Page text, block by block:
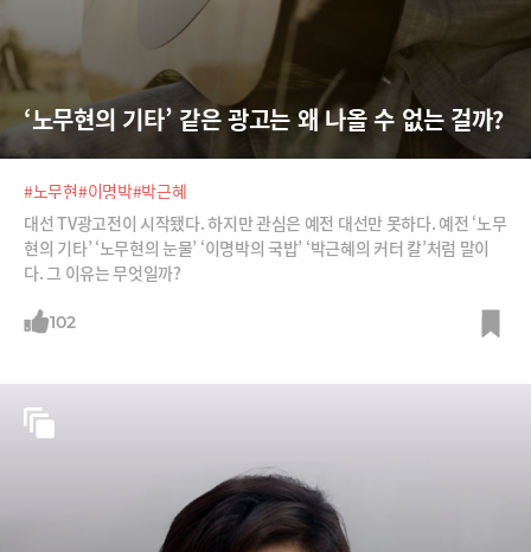
‘노무현의 기타’ 같은 광고는 왜 나올 수 없는 걸까?
#노무현#이명박#박근혜
대선 TV광고전이 시작됐다. 하지만 관심은 예전 대선만 못하다. 예전 ‘노무
현의 기타’ ‘노무현의 눈물’ ‘이명박의 국밥’ ‘박근혜의 커터 칼’처럼 말이
다. 그 이유는 무엇일까?
102